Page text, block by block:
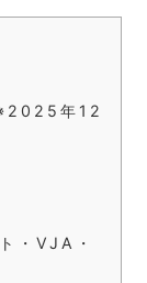
年12
・VJA・